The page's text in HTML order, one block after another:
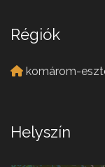
Régiók
komárom-
Helyszín